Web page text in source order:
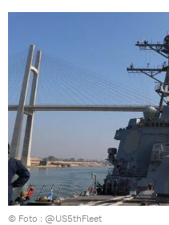
© Foto : @US5thFleet